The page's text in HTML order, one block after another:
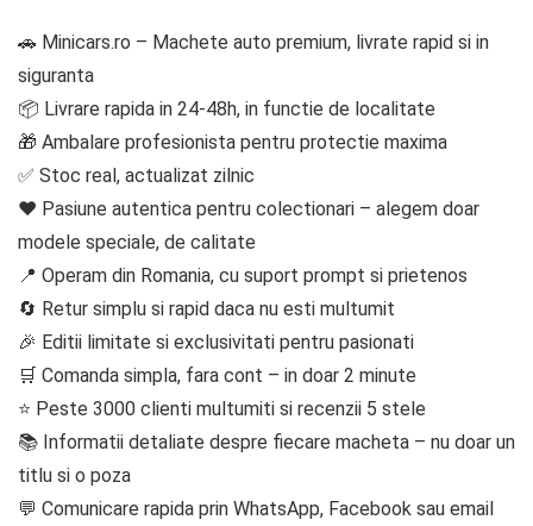
🚗 Minicars.ro – Machete auto premium, livrate rapid si in
siguranta
📦 Livrare rapida in 24-48h, in functie de localitate
🎁 Ambalare profesionista pentru protectie maxima
✅ Stoc real, actualizat zilnic
❤️ Pasiune autentica pentru colectionari – alegem doar
modele speciale, de calitate
📍 Operam din Romania, cu suport prompt si prietenos
🔄 Retur simplu si rapid daca nu esti multumit
🎉 Editii limitate si exclusivitati pentru pasionati
🛒 Comanda simpla, fara cont – in doar 2 minute
⭐ Peste 3000 clienti multumiti si recenzii 5 stele
📚 Informatii detaliate despre fiecare macheta – nu doar un
titlu si o poza
💬 Comunicare rapida prin WhatsApp, Facebook sau email